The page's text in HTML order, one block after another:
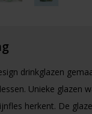
drinkglazen
Unieke glazen
herkent. De